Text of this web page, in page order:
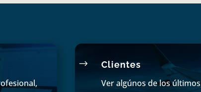
$ Clientes
Ver algúnos de los últimos